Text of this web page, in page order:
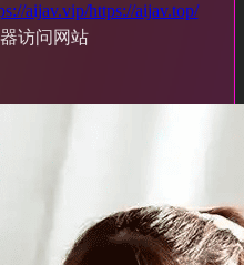
aijav.vip/https://aijav.top/
访问网站